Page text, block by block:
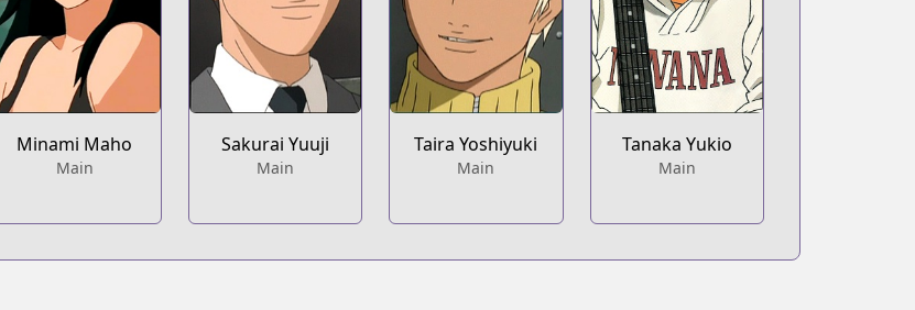
Minami Maho
Main
Sakurai Yuuji
Main
Taira Yoshiyuki
Main
Tanaka Yukio
Main